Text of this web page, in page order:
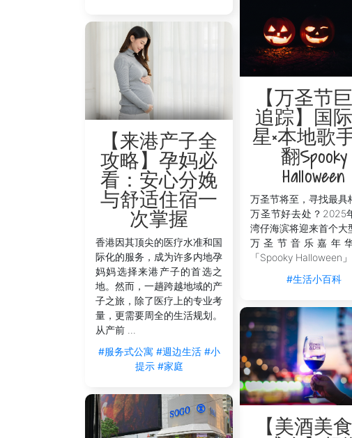
【万圣节
追踪】国
星×本地歌
翻Spooky
Halloween
万圣节将至，寻找最具
万圣节好去处？2025
湾仔海滨将迎来首个大
万圣节音乐嘉年
「Spooky Halloween」
#生活小百科
【来港产子全
攻略】孕妈必
看：安心分娩
与舒适住宿一
次掌握
香港因其顶尖的医疗水准和国
际化的服务，成为许多内地孕
妈妈选择来港产子的首选之
地。然而，一趟跨越地域的产
子之旅，除了医疗上的专业考
量，更需要周全的生活规划。
从产前 ...
#服务式公寓 #週边生活 #小
提示 #家庭
【美酒美